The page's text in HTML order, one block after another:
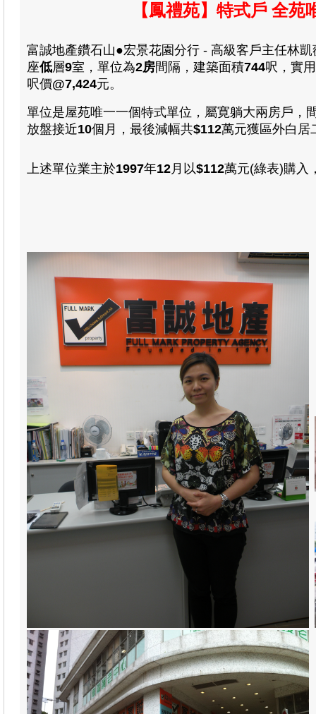
【鳳禮苑】特式戶 全
富誠地產鑽石山●宏景花園分行 - 高級客戶主任林凱
座低層9室，單位為2房間隔 ， 建築面積744呎，實
呎價@7,424元。
單位是屋苑唯一一個特式單位，屬寛躺大兩房戶，
放盤接近10個月，最後減幅共$112萬元獲區外白居
上述單位業主於1997年12 月以$112萬元(綠表)購入